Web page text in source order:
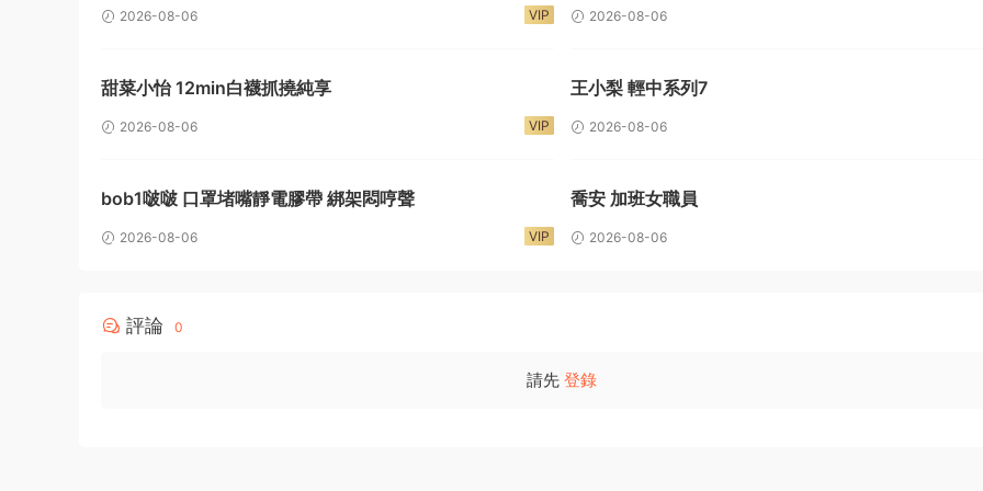
2026-08-06 VIP 2026-08-06
甜菜小怡 12min白襪抓撓純享
2026-08-06 VIP
王小梨 輕中系列7
2026-08-06
bob1啵啵 口罩堵嘴靜電膠帶 綁架悶哼聲
2026-08-06 VIP
喬安 加班女職員
2026-08-06
評論 0
請先 登錄